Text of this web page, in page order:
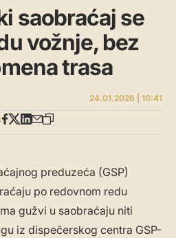
saobraćaj se
vožnje, bez
trasa
24.01.2026 | 10:41
preduzeća (GSP)
po redovnom redu
gužvi u saobraćaju niti
iz dispečerskog centra GSP-